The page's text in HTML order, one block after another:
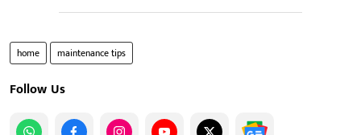
home maintenance tips
Follow Us